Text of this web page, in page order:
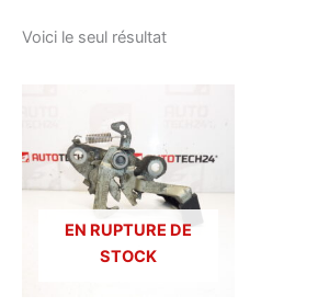
Voici le seul résultat
EN RUPTURE DE
STOCK